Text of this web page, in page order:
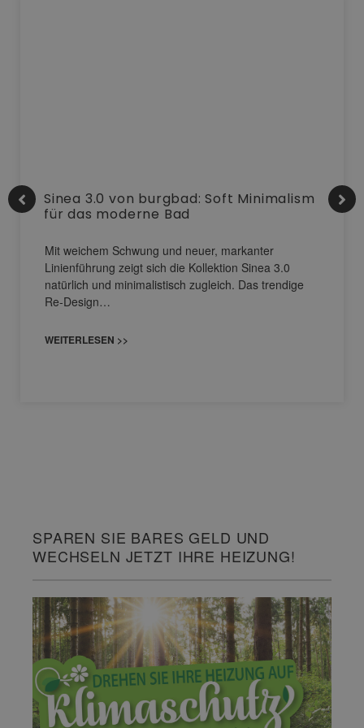
Sinea 3.0 von burgbad: Soft Minimalism
für das moderne Bad
Mit weichem Schwung und neuer, markanter
Linienführung zeigt sich die Kollektion Sinea 3.0
natürlich und minimalistisch zugleich. Das trendige
Re-Design…
WEITERLESEN >>
SPAREN SIE BARES GELD UND
WECHSELN JETZT IHRE HEIZUNG!